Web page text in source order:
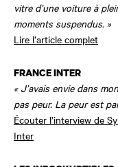
vitre d’une voiture à
moments suspendus. »
Lire l’article complet
FRANCE INTER
« J’avais envie dans
pas peur. La peur est
Écouter l’interview de
Inter